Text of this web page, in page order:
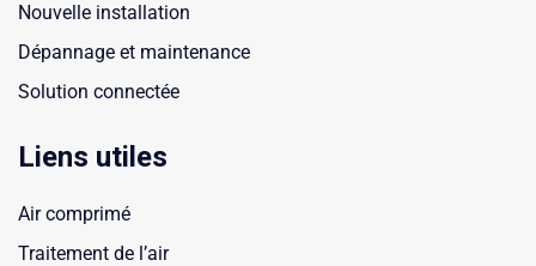
Nouvelle installation
Dépannage et maintenance
Solution connectée
Liens utiles
Air comprimé
Traitement de l’air